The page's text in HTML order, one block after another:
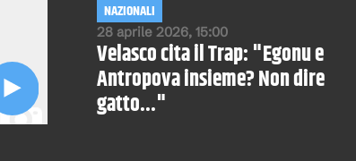
28 aprile 2026, 15:00
NAZIONALI
Velasco cita il Trap: "Egonu e
Antropova insieme? Non dire
gatto..."